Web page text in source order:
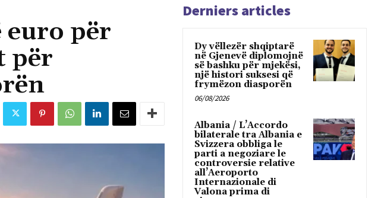
euro për
për
Derniers articles
Dy vëllezër shqiptarë
në Gjenevë diplomojnë
së bashku për mjekësi,
një histori suksesi që
frymëzon diasporën
06/08/2026
Albania / L’Accordo
bilaterale tra Albania e
Svizzera obbliga le
parti a negoziare le
controversie relative
all’Aeroporto
Internazionale di
Valona prima di